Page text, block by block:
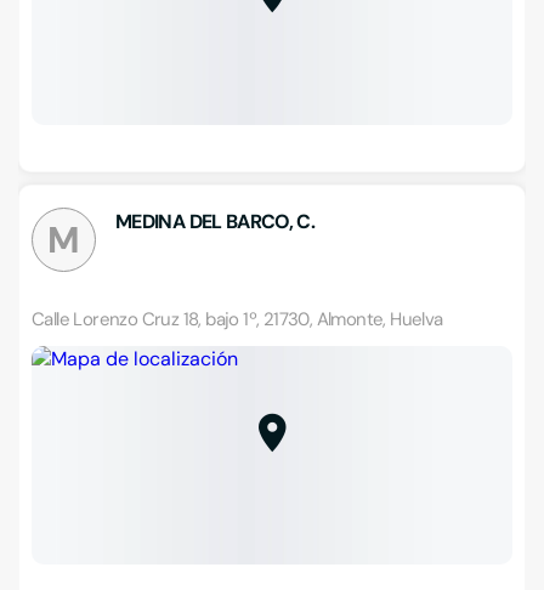
M MEDINA DEL BARCO, C.
Calle Lorenzo Cruz 18, bajo 1º, 21730, Almonte, Huelva